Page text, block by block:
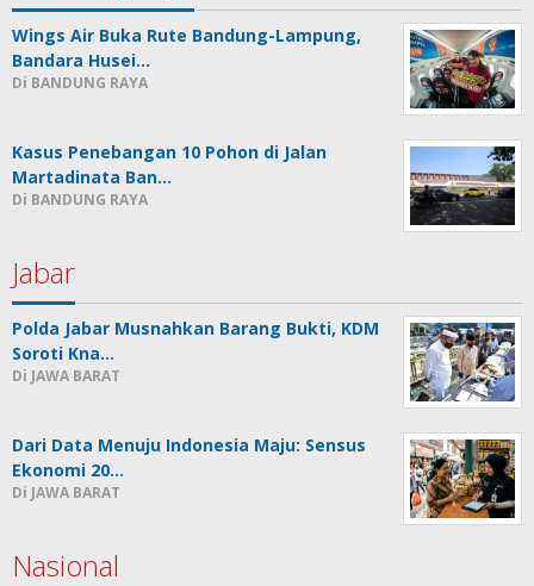
Wings Air Buka Rute Bandung-Lampung,
Bandara Husei…
Di BANDUNG RAYA
Kasus Penebangan 10 Pohon di Jalan
Martadinata Ban…
Di BANDUNG RAYA
Jabar
Polda Jabar Musnahkan Barang Bukti, KDM
Soroti Kna…
Di JAWA BARAT
Dari Data Menuju Indonesia Maju: Sensus
Ekonomi 20…
Di JAWA BARAT
Nasional